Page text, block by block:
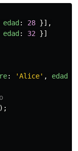
edad : 28 }],
edad : 32
}]
: 'Alice' , edad
);